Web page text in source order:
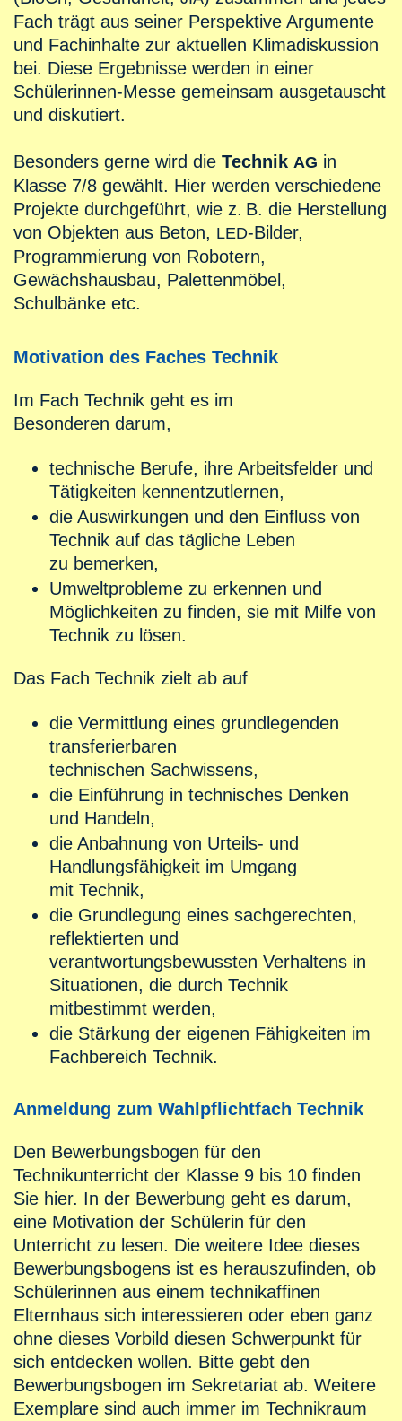
Fach trägt aus seiner Perspektive Argumente
und Fachinhalte zur aktuellen Klimadiskussion
bei. Diese Ergebnisse werden in einer
Schülerinnen-Messe gemeinsam ausgetauscht
und diskutiert.
Besonders gerne wird die Technik AG in
Klasse 7/8 gewählt. Hier werden verschiedene
Projekte durchgeführt, wie z. B. die Herstellung
von Objekten aus Beton, LED-Bilder,
Programmierung von Robotern,
Gewächshausbau, Palettenmöbel,
Schulbänke etc.
Motivation des Faches Technik
Im Fach Technik geht es im
Besonderen darum,
technische Berufe, ihre Arbeitsfelder und
Tätigkeiten kennentzutlernen,
die Auswirkungen und den Einfluss von
Technik auf das tägliche Leben
zu bemerken,
Umweltprobleme zu erkennen und
Möglichkeiten zu finden, sie mit Milfe von
Technik zu lösen.
Das Fach Technik zielt ab auf
die Vermittlung eines grundlegenden
transferierbaren
technischen Sachwissens,
die Einführung in technisches Denken
und Handeln,
die Anbahnung von Urteils- und
Handlungsfähigkeit im Umgang
mit Technik,
die Grundlegung eines sachgerechten,
reflektierten und
verantwortungsbewussten Verhaltens in
Situationen, die durch Technik
mitbestimmt werden,
die Stärkung der eigenen Fähigkeiten im
Fachbereich Technik.
Anmeldung zum Wahlpflichtfach Technik
Den Bewerbungsbogen für den
Technikunterricht der Klasse 9 bis 10 finden
Sie hier. In der Bewerbung geht es darum,
eine Motivation der Schülerin für den
Unterricht zu lesen. Die weitere Idee dieses
Bewerbungsbogens ist es herauszufinden, ob
Schülerinnen aus einem technikaffinen
Elternhaus sich interessieren oder eben ganz
ohne dieses Vorbild diesen Schwerpunkt für
sich entdecken wollen. Bitte gebt den
Bewerbungsbogen im Sekretariat ab. Weitere
Exemplare sind auch immer im Technikraum